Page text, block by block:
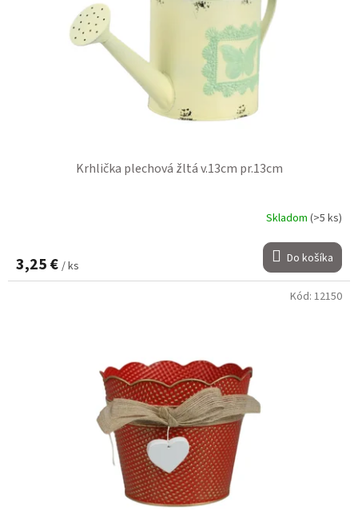
Krhlička plechová žltá v.13cm pr.13cm
Skladom (>5 ks)
3,25 € / ks Do košíka
Kód: 12150